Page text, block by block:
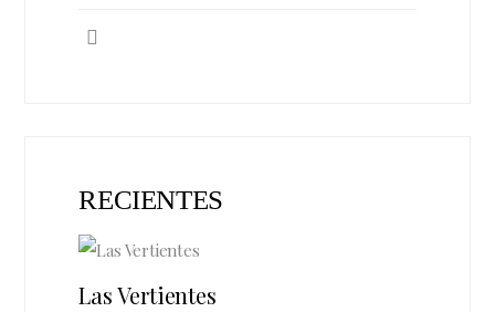
RECIENTES
Las Vertientes